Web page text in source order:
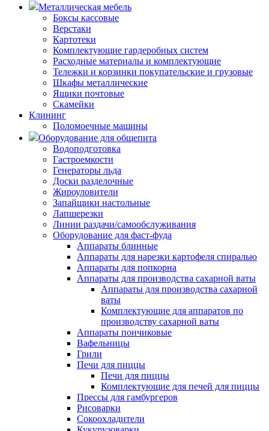
Металлическая мебель
Боксы кассовые
Верстаки
Картотеки
Комплектующие гардеробных систем
Расходные материалы и комплектующие
Тележки и корзинки покупательские и грузовые
Шкафы металлические
Ящики почтовые
Скамейки
Клининг
Поломоечные машины
Оборудование для общепита
Водоподготовка
Гастроемкости
Генераторы льда
Доски разделочные
Жироуловители
Запайщики настольные
Лапшерезки
Линии раздачи/самообслуживания
Оборудование для фаст-фуда
Аппараты блинные
Аппараты для нарезки картофеля спиралью
Аппараты для попкорна
Аппараты для производства сахарной ваты
Аппараты для производства сахарной
ваты
Комплектующие для аппаратов по
производству сахарной ваты
Аппараты пончиковые
Вафельницы
Грили
Печи для пиццы
Печи для пиццы
Комплектующие для печей для пиццы
Прессы для гамбургеров
Рисоварки
Сокоохладители